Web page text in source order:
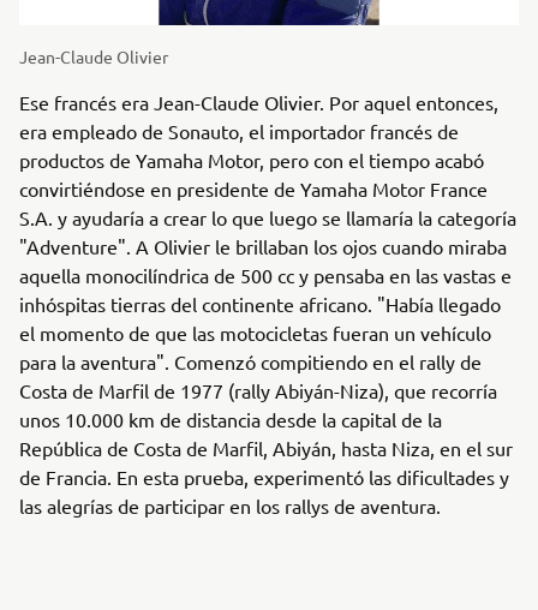
Jean-Claude Olivier
Ese francés era Jean-Claude Olivier. Por aquel entonces,
era empleado de Sonauto, el importador francés de
productos de Yamaha Motor, pero con el tiempo acabó
convirtiéndose en presidente de Yamaha Motor France
S.A. y ayudaría a crear lo que luego se llamaría la categoría
"Adventure". A Olivier le brillaban los ojos cuando miraba
aquella monocilíndrica de 500 cc y pensaba en las vastas e
inhóspitas tierras del continente africano. "Había llegado
el momento de que las motocicletas fueran un vehículo
para la aventura". Comenzó compitiendo en el rally de
Costa de Marfil de 1977 (rally Abiyán-Niza), que recorría
unos 10.000 km de distancia desde la capital de la
República de Costa de Marfil, Abiyán, hasta Niza, en el sur
de Francia. En esta prueba, experimentó las dificultades y
las alegrías de participar en los rallys de aventura.